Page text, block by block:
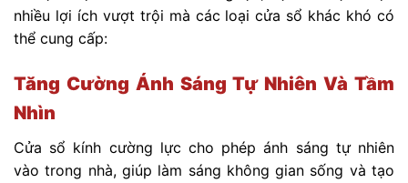
nhiều lợi ích vượt trội mà các loại cửa sổ khác khó có
thể cung cấp:
Tăng Cường Ánh Sáng Tự Nhiên Và Tầm
Nhìn
Cửa sổ kính cường lực cho phép ánh sáng tự nhiên
vào trong nhà, giúp làm sáng không gian sống và tạo